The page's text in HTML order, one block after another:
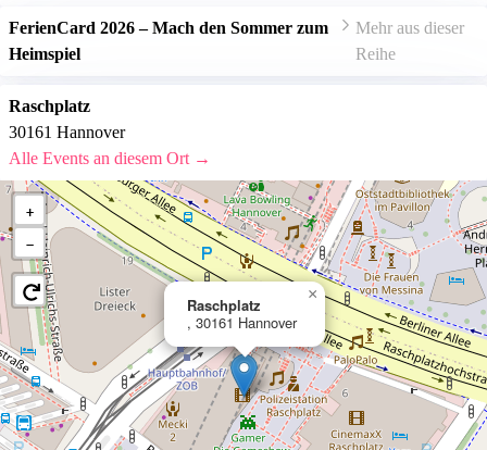
FerienCard 2026 – Mach den Sommer zum
Heimspiel
Mehr aus dieser
Reihe
Raschplatz
30161 Hannover
Alle Events an diesem Ort →
Raschplatz
, 30161 Hannover
×
+
−